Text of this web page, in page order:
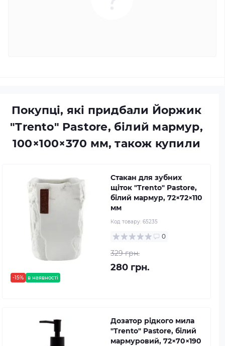
Покупці, які придбали Йоржик
"Trento" Pastore, білий мармур,
100×100×370 мм, також купили
-15% в наявності
Стакан для зубних
щіток "Trento" Pastore,
білий мармур, 72×72×110
мм
Код товару: 65235
0
329 грн.
280 грн.
Дозатор рідкого мила
"Trento" Pastore, білий
мармуровий, 72×70×190